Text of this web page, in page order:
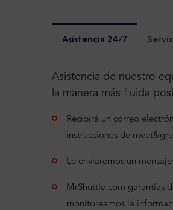
Asistencia 24/7
Asistencia de nuestro
la manera más fluida
Recibirá un correo
instrucciones de
Le enviaremos un
MrShuttle.com garantías
monitoreamos la